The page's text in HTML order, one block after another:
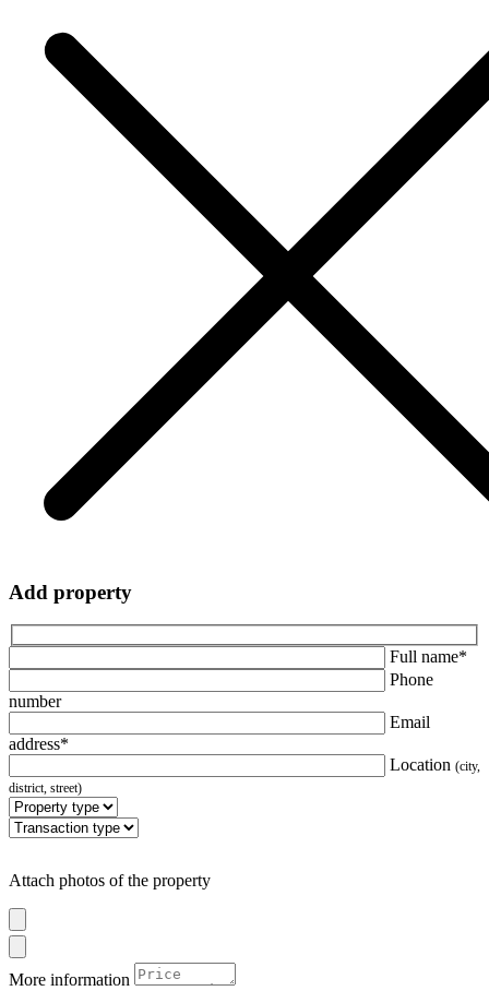
Add property
Full name*
Phone
number
Email
address*
Location (city,
district, street)
Attach photos of the property
More information